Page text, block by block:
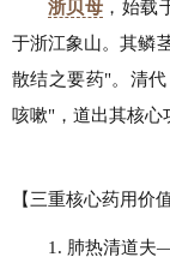
浙贝母 ，始载
于浙江象山。其鳞
散结之要药"。清
咳嗽"，道出其核心
【三重核心药用价
1. 肺热清道夫